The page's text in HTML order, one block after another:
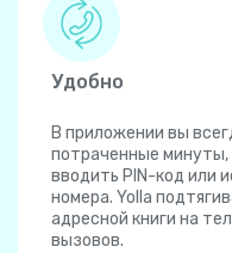
Удобно
В приложении вы
потраченные минуты,
вводить PIN-код или
номера. Yolla
адресной книги на
вызовов.